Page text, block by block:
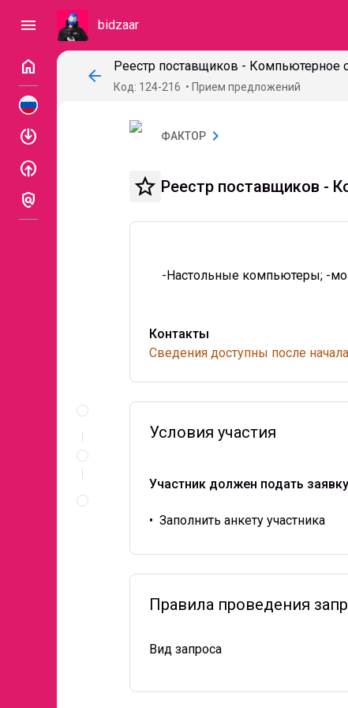
menu bidzaar
home
enable
enable
policy
arrow_back
Реестр поставщиков - Компьютерное
Код: 124-216 Прием предложений
документы
ФАКТОР chevron_right
star_border Реестр поставщиков -
-Настольные компьютеры; -
Контакты
Сведения доступны после
Условия участия
Участник должен подать
• Заполнить анкету участника
Правила проведения
Вид запроса